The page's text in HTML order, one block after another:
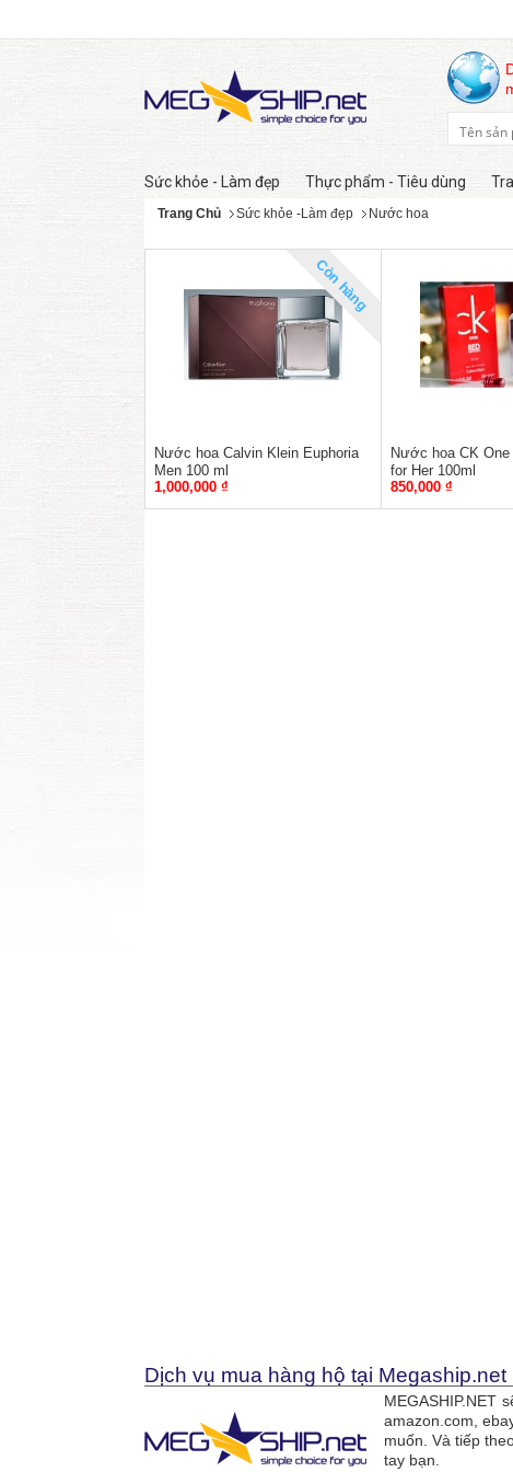
Sức khỏe - Làm đẹp Thực phẩm - Tiêu dùng
Trang Chủ Sức khỏe -Làm đẹp Nước hoa
Còn hàng
Nước hoa Calvin Klein Euphoria
Men 100 ml
1,000,000 ₫
Nước hoa CK
for Her 100ml
850,000 ₫
Dịch vụ mua hàng hộ tại Megaship.net
MEGASHIP.NET
amazon.com,
muốn. Và tiếp
tay bạn.